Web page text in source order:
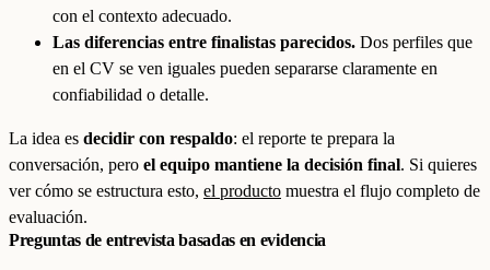
con el contexto adecuado.
Las diferencias entre finalistas parecidos. Dos perfiles que
en el CV se ven iguales pueden separarse claramente en
confiabilidad o detalle.
La idea es decidir con respaldo: el reporte te prepara la
conversación, pero el equipo mantiene la decisión final. Si quieres
ver cómo se estructura esto, el producto muestra el flujo completo de
evaluación.
Preguntas de entrevista basadas en evidencia